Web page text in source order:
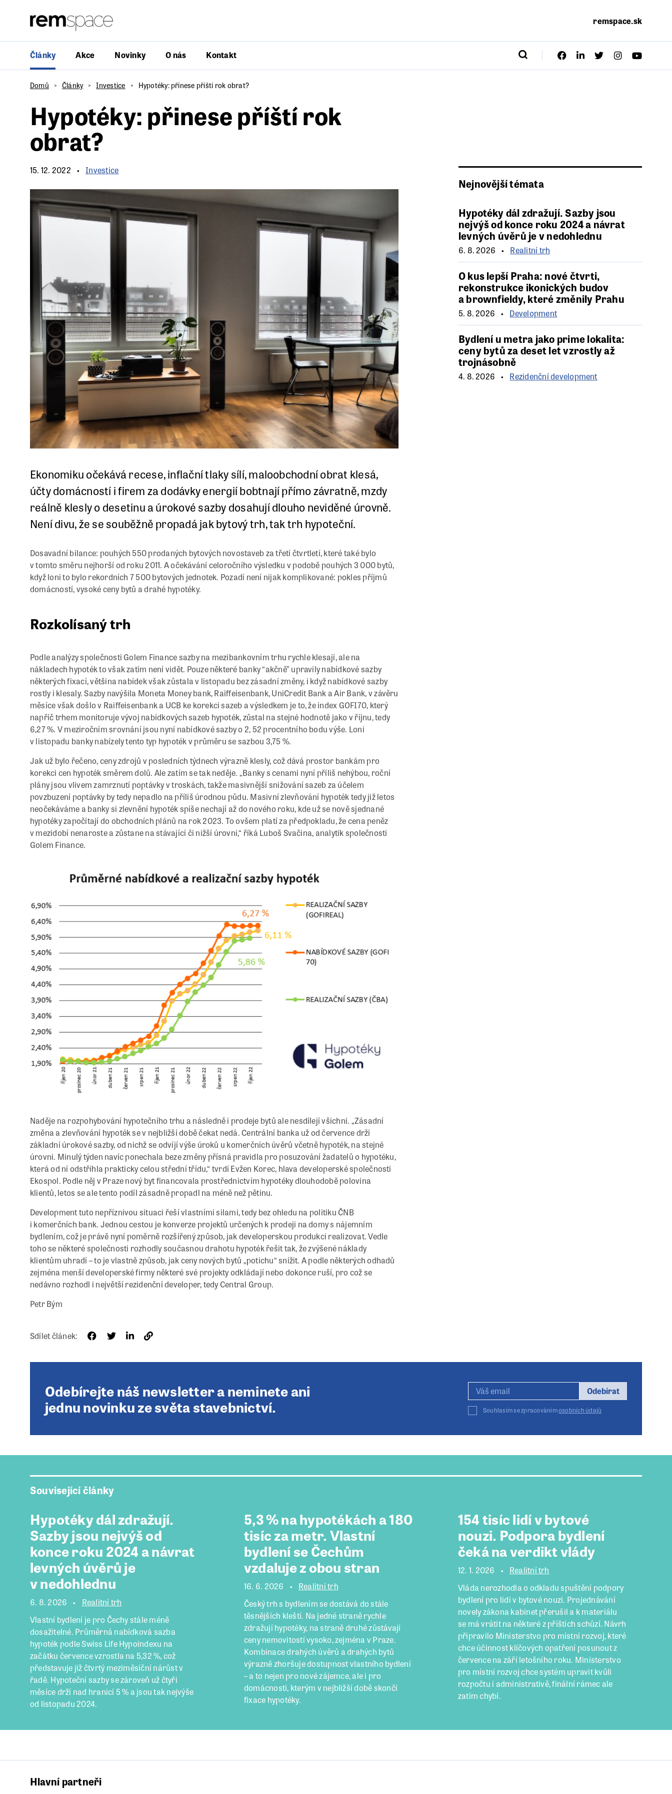
remspace.sk
Články Akce Novinky O nás Kontakt
Domů Články Investice Hypotéky: přinese příští rok obrat?
Hypotéky: přinese příští rok
obrat?
15. 12. 2022 Investice
Ekonomiku očekává recese, inflační tlaky sílí, maloobchodní obrat klesá,
účty domácností i firem za dodávky energií bobtnají přímo závratně, mzdy
reálně klesly o desetinu a úrokové sazby dosahují dlouho neviděné úrovně.
Není divu, že se souběžně propadá jak bytový trh, tak trh hypoteční.
Dosavadní bilance: pouhých 550 prodaných bytových novostaveb za třetí čtvrtletí, které také bylo
v tomto směru nejhorší od roku 2011. A očekávání celoročního výsledku v podobě pouhých 3 000 bytů,
když loni to bylo rekordních 7 500 bytových jednotek. Pozadí není nijak komplikované: pokles příjmů
domácností, vysoké ceny bytů a drahé hypotéky.
Rozkolísaný trh
Podle analýzy společnosti Golem Finance sazby na mezibankovním trhu rychle klesají, ale na
nákladech hypoték to však zatím není vidět. Pouze některé banky “akčně” upravily nabídkové sazby
některých fixací, většina nabídek však zůstala v listopadu bez zásadní změny, i když nabídkové sazby
rostly i klesaly. Sazby navýšila Moneta Money bank, Raiffeisenbank, UniCredit Bank a Air Bank, v závěru
měsíce však došlo v Raiffeisenbank a UCB ke korekci sazeb a výsledkem je to, že index GOFI70, který
napříč trhem monitoruje vývoj nabídkových sazeb hypoték, zůstal na stejné hodnotě jako v říjnu, tedy
6,27 %. V meziročním srovnání jsou nyní nabídkové sazby o 2, 52 procentního bodu výše. Loni
v listopadu banky nabízely tento typ hypoték v průměru se sazbou 3,75 %.
Jak už bylo řečeno, ceny zdrojů v posledních týdnech výrazně klesly, což dává prostor bankám pro
korekci cen hypoték směrem dolů. Ale zatím se tak neděje. „Banky s cenami nyní příliš nehýbou, roční
plány jsou vlivem zamrznutí poptávky v troskách, takže masivnější snižování sazeb za účelem
povzbuzení poptávky by tedy nepadlo na příliš úrodnou půdu. Masivní zlevňování hypoték tedy již letos
neočekáváme a banky si zlevnění hypoték spíše nechají až do nového roku, kde už se nově sjednané
hypotéky započítají do obchodních plánů na rok 2023. To ovšem platí za předpokladu, že cena peněz
v mezidobí nenaroste a zůstane na stávající či nižší úrovni,“ říká Luboš Svačina, analytik společnosti
Golem Finance.
Naděje na rozpohybování hypotečního trhu a následně i prodeje bytů ale nesdílejí všichni. „Zásadní
změna a zlevňování hypoték se v nejbližší době čekat nedá. Centrální banka už od července drží
základní úrokové sazby, od nichž se odvíjí výše úroků u komerčních úvěrů včetně hypoték, na stejné
úrovni. Minulý týden navíc ponechala beze změny přísná pravidla pro posuzování žadatelů o hypotéku,
která od ní odstřihla prakticky celou střední třídu,“ tvrdí Evžen Korec, hlava developerské společnosti
Ekospol. Podle něj v Praze nový byt financovala prostřednictvím hypotéky dlouhodobě polovina
klientů, letos se ale tento podíl zásadně propadl na méně než pětinu.
Development tuto nepříznivou situaci řeší vlastními silami, tedy bez ohledu na politiku ČNB
i komerčních bank. Jednou cestou je konverze projektů určených k prodeji na domy s nájemním
bydlením, což je právě nyní poměrně rozšířený způsob, jak developerskou produkci realizovat. Vedle
toho se některé společnosti rozhodly současnou drahotu hypoték řešit tak, že zvýšené náklady
klientům uhradí – to je vlastně způsob, jak ceny nových bytů „potichu“ snížit. A podle některých odhadů
zejména menší developerské firmy některé své projekty odkládají nebo dokonce ruší, pro což se
nedávno rozhodl i největší rezidenční developer, tedy Central Group.
Petr Bým
Sdílet článek:
Nejnovější témata
Hypotéky dál zdražují. Sazby jsou
nejvýš od konce roku 2024 a návrat
levných úvěrů je v nedohlednu
6. 8. 2026 Realitní trh
O kus lepší Praha: nové čtvrti,
rekonstrukce ikonických budov
a brownfieldy, které změnily Prahu
5. 8. 2026 Development
Bydlení u metra jako prime lokalita:
ceny bytů za deset let vzrostly až
trojnásobně
4. 8. 2026 Rezidenční development
Odebírejte náš newsletter a neminete ani
jednu novinku ze světa stavebnictví.
Odebírat
Souhlasím se zpracovánímosobních údajů
Související články
Hypotéky dál zdražují.
Sazby jsou nejvýš od
konce roku 2024 a návrat
levných úvěrů je
v nedohlednu
6. 8. 2026
Realitní trh
Vlastní bydlení je pro Čechy stále méně
dosažitelné. Průměrná nabídková sazba
hypoték podle Swiss Life Hypoindexu na
začátku července vzrostla na 5,32 %, což
představuje již čtvrtý meziměsíční nárůst v
řadě. Hypoteční sazby se zároveň už čtyři
měsíce drží nad hranicí 5 % a jsou tak nejvýše
od listopadu 2024.
5,3 % na hypotékách a 180
tisíc za metr. Vlastní
bydlení se Čechům
vzdaluje z obou stran
16. 6. 2026
Realitní trh
Český trh s bydlením se dostává do stále
těsnějších kleští. Na jedné straně rychle
zdražují hypotéky, na straně druhé zůstávají
ceny nemovitostí vysoko, zejména v Praze.
Kombinace drahých úvěrů a drahých bytů
výrazně zhoršuje dostupnost vlastního bydlení
– a to nejen pro nové zájemce, ale i pro
domácnosti, kterým v nejbližší době skončí
fixace hypotéky.
154 tisíc lidí v bytové
nouzi. Podpora bydlení
čeká na verdikt vlády
12. 1. 2026
Realitní trh
Vláda nerozhodla o odkladu spuštění podpory
bydlení pro lidi v bytové nouzi. Projednávání
novely zákona kabinet přerušil a k materiálu
se má vrátit na některé z příštích schůzí. Návrh
připravilo Ministerstvo pro místní rozvoj, které
chce účinnost klíčových opatření posunout z
července na září letošního roku. Ministerstvo
pro místní rozvoj chce systém upravit kvůli
rozpočtu i administrativě, finální rámec ale
zatím chybí.
Hlavní partneři